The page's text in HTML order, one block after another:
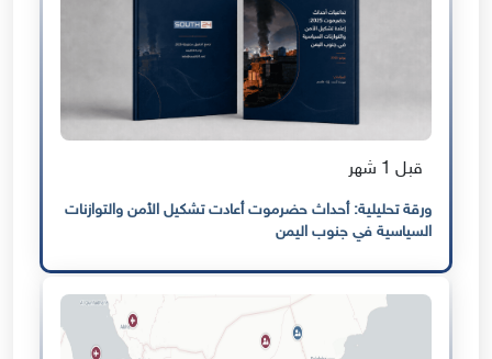
قبل 1 شهر
ورقة تحليلية: أحداث حضرموت أعادت تشكيل الأمن والتوازنات
السياسية في جنوب اليمن